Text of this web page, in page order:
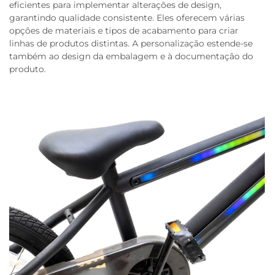
eficientes para implementar alterações de design,
garantindo qualidade consistente. Eles oferecem várias
opções de materiais e tipos de acabamento para criar
linhas de produtos distintas. A personalização estende-se
também ao design da embalagem e à documentação do
produto.